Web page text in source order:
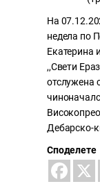
На
недела по
Екатерина
,,Свети
отслужена
Дебарско-
Споделете